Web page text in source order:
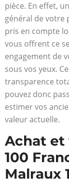
pièce. En effet,
général de votre
pris en compte
vous offrent ce
engagement de
sous vos yeux.
transparence
pouvez donc
estimer vos
valeur actuelle.
Achat et
100
Malraux